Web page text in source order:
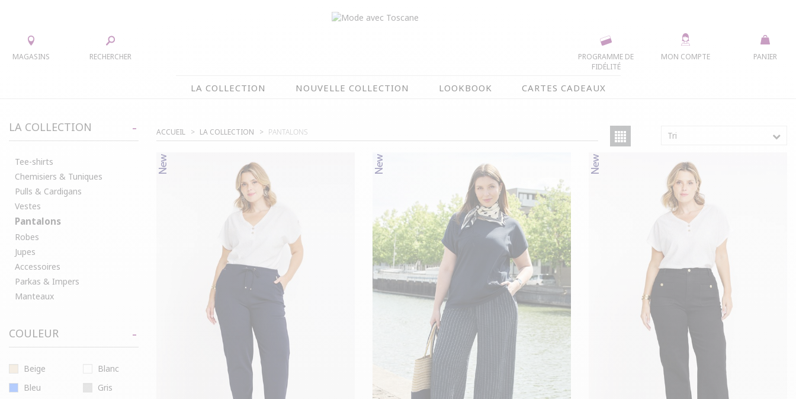
PANIER
MON COMPTE
PROGRAMME DE
FIDÉLITÉ
MAGASINS RECHERCHER
LA COLLECTION NOUVELLE COLLECTION LOOKBOOK CARTES CADEAUX
TEE-SHIRTS
CHEMISIERS & TUNIQUES
PULLS & CARDIGANS
VESTES
JUPES
ACCESSOIRES
PARKAS & IMPERS
MANTEAUX
ÉTÉ EN FLEURS
MEILLEURES VENTES
LES PRIX TOSCANE
LA COLLECTION
Tee-shirts
Chemisiers & Tuniques
Pulls & Cardigans
Vestes
Pantalons
Robes
Jupes
Accessoires
Parkas & Impers
Manteaux
COULEUR
Beige
Blanc
Bleu
Gris
ACCUEIL LA COLLECTION PANTALONS Tri